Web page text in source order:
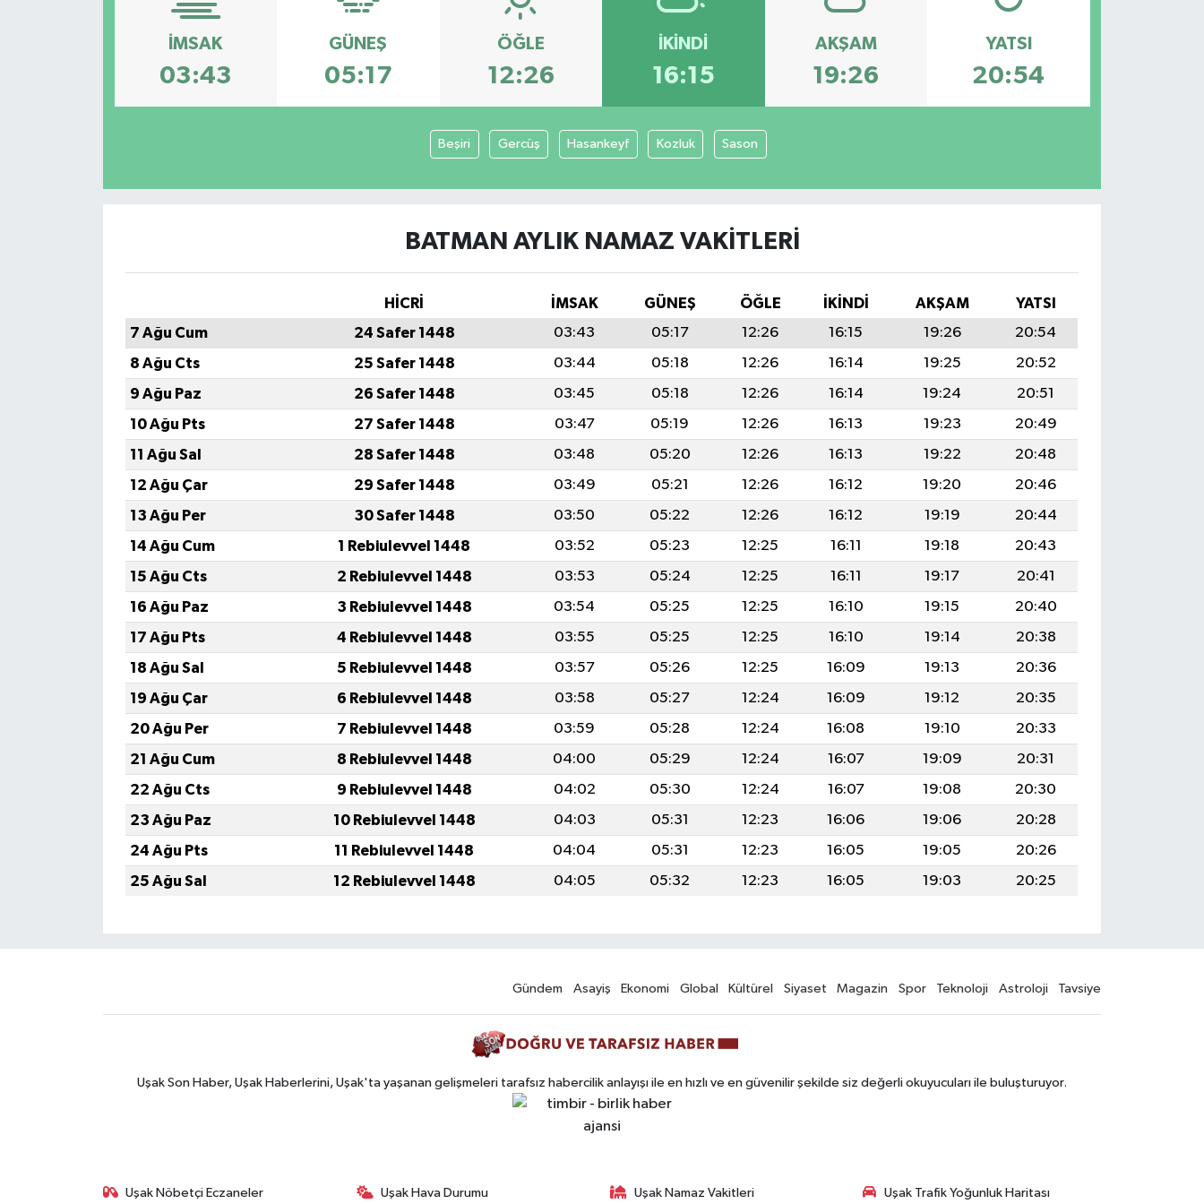
İMSAK
03:43
GÜNEŞ
05:17
ÖĞLE
12:26
İKINDI
16:15
AKŞAM
19:26
YATSI
20:54
Beşiri Gercüş Hasankeyf Kozluk Sason
BATMAN AYLIK NAMAZ VAKITLERI
HİCRİ İMSAK GÜNEŞ ÖĞLE İKINDI AKŞAM
YATSI
7 Ağu Cum
24 Safer 1448 03:43 05:17 12:26 16:15 19:26
20:54
8 Ağu Cts
25 Safer 1448 03:44 05:18 12:26 16:14 19:25
20:52
9 Ağu Paz
26 Safer 1448 03:45 05:18 12:26 16:14 19:24
20:51
10 Ağu Pts
27 Safer 1448 03:47 05:19 12:26 16:13 19:23
20:49
11 Ağu Sal
28 Safer 1448 03:48 05:20 12:26 16:13 19:22
20:48
12 Ağu Çar
29 Safer 1448 03:49 05:21 12:26 16:12 19:20
20:46
13 Ağu Per
30 Safer 1448 03:50 05:22 12:26 16:12 19:19
20:44
14 Ağu Cum
1 Rebiulevvel 1448 03:52 05:23 12:25 16:11 19:18
20:43
15 Ağu Cts
2 Rebiulevvel 1448 03:53 05:24 12:25 16:11 19:17
20:41
16 Ağu Paz
3 Rebiulevvel 1448 03:54 05:25 12:25 16:10 19:15
20:40
17 Ağu Pts
4 Rebiulevvel 1448 03:55 05:25 12:25 16:10 19:14
20:38
18 Ağu Sal
5 Rebiulevvel 1448 03:57 05:26 12:25 16:09 19:13
20:36
19 Ağu Çar
6 Rebiulevvel 1448 03:58 05:27 12:24 16:09 19:12
20:35
20 Ağu Per
7 Rebiulevvel 1448 03:59 05:28 12:24 16:08 19:10
20:33
21 Ağu Cum
8 Rebiulevvel 1448 04:00 05:29 12:24 16:07 19:09
20:31
22 Ağu Cts
9 Rebiulevvel 1448 04:02 05:30 12:24 16:07 19:08
20:30
23 Ağu Paz
10 Rebiulevvel 1448 04:03 05:31 12:23 16:06 19:06
20:28
24 Ağu Pts
11 Rebiulevvel 1448 04:04 05:31 12:23 16:05 19:05
20:26
25 Ağu Sal
12 Rebiulevvel 1448 04:05 05:32 12:23 16:05 19:03 20:25
Gündem Asayiş Ekonomi Global Kültürel Siyaset Magazin Spor Teknoloji Astroloji Tavsiye
Uşak Son Haber, Uşak Haberlerini, Uşak'ta yaşanan gelişmeleri tarafsız habercilik anlayışı ile en hızlı ve en güvenilir şekilde siz değerli okuyucuları ile buluşturuyor.
Uşak Nöbetçi Eczaneler Uşak Hava Durumu Uşak Namaz Vakitleri Uşak Trafik Yoğunluk Haritası